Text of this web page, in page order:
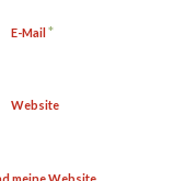
E-Mail*
Website
meine Website